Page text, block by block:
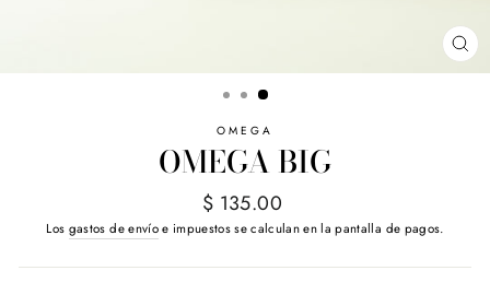
OMEGA
OMEGA BIG
Precio
habitual
$ 135.00
Los gastos de envíoe impuestos se calculan en la pantalla de pagos.